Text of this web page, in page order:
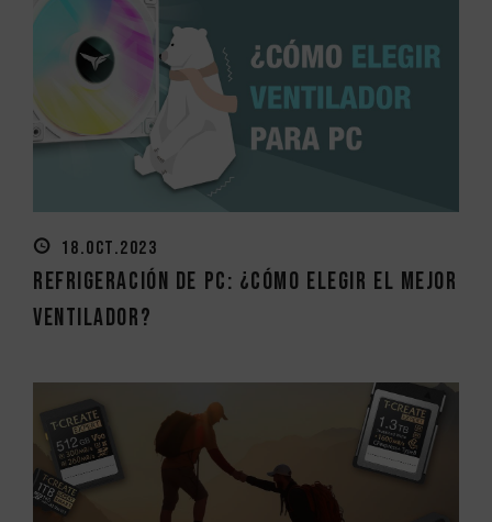
18.OCT.2023
Refrigeración de PC: ¿Cómo elegir el mejor
ventilador?